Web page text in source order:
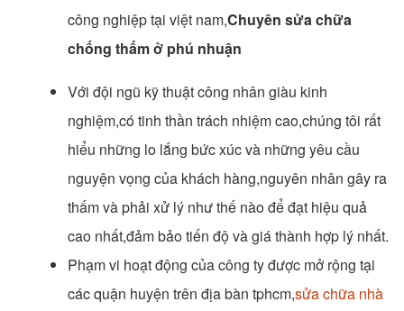
công nghiệp tại việt nam,Chuyên sửa chữa
chống thấm ở phú nhuận
Với đội ngũ kỹ thuật công nhân giàu kinh
nghiệm,có tinh thần trách nhiệm cao,chúng tôi rất
hiểu những lo lắng bức xúc và những yêu cầu
nguyện vọng của khách hàng,nguyên nhân gây ra
thấm và phải xử lý như thế nào để đạt hiệu quả
cao nhất,đảm bảo tiến độ và giá thành hợp lý nhất.
Phạm vi hoạt động của công ty được mở rộng tại
các quận huyện trên địa bàn tphcm,sửa chữa nhà